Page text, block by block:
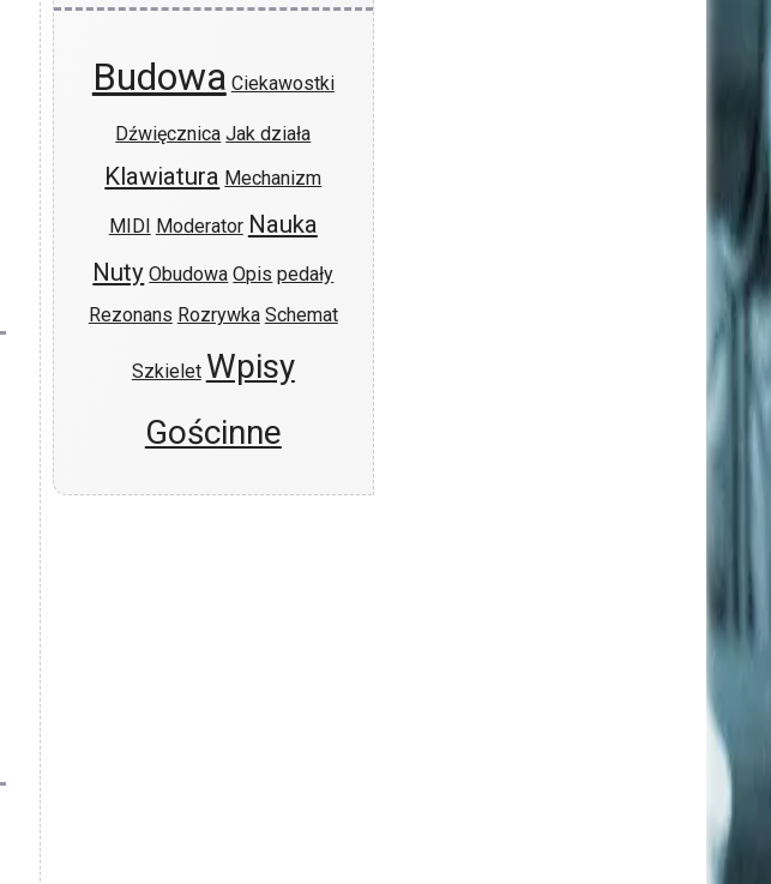
Budowa Ciekawostki
Dźwięcznica Jak działa
Klawiatura Mechanizm
MIDI Moderator Nauka
Nuty Obudowa Opis pedały
Rezonans Rozrywka Schemat
Szkielet Wpisy
Gościnne